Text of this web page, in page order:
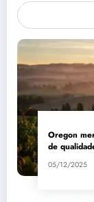
Oregon
de
05/12/2025